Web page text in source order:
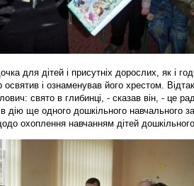
для дітей і присутніх дорослих, як і
і ознаменував його хрестом.
свято в глибинці, - сказав він, - це
дію ще одного дошкільного навчального
охоплення навчанням дітей дошкільного